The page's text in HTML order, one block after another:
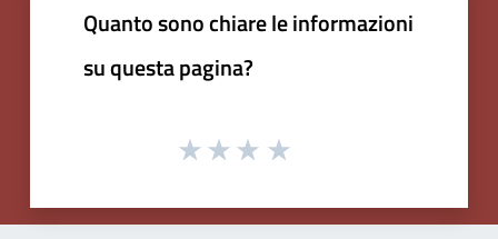
Quanto sono chiare le informazioni
su questa pagina?